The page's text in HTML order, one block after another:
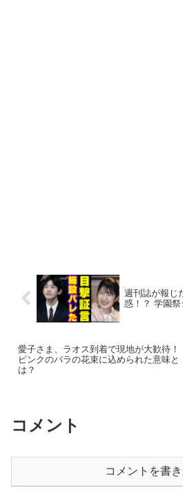
週刊誌が報じ
惑！？ 学園祭
愛子さま、ラオス到着で現地が大歓待！
ピンクのバラの花束に込められた意味と
は？
コメント
コメントを書